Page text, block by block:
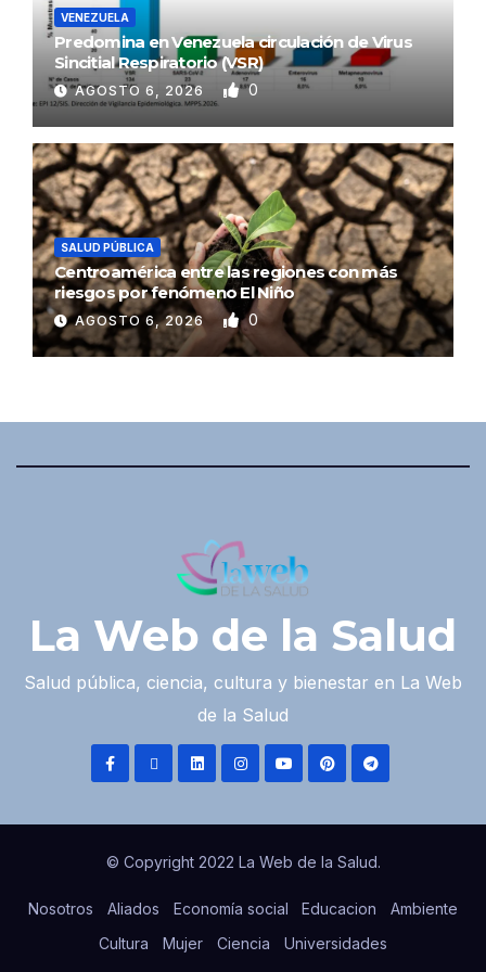
VENEZUELA
Predomina en Venezuela circulación de Virus
Sincitial Respiratorio (VSR)
AGOSTO 6, 2026 0
SALUD PÚBLICA
Centroamérica entre las regiones con más
riesgos por fenómeno El Niño
AGOSTO 6, 2026 0
La Web de la Salud
Salud pública, ciencia, cultura y bienestar en La Web
de la Salud
© Copyright 2022 La Web de la Salud.
Nosotros Aliados Economía social Educacion
Ambiente
Cultura
Mujer Ciencia
Universidades